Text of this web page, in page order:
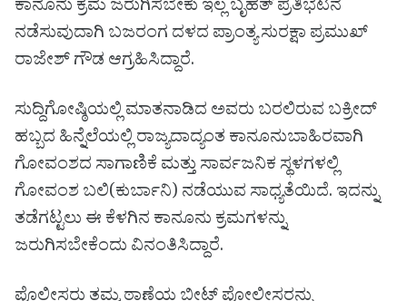
ಕಾನೂನು ಕ್ರಮ ಜರುಗಿಸಬೇಕು ಇಲ್ಲ ಬೃಹತ್ ಪ್ರತಿಭಟನೆ
ನಡೆಸುವುದಾಗಿ ಬಜರಂಗ ದಳದ ಪ್ರಾಂತ್ಯ ಸುರಕ್ಷಾ ಪ್ರಮುಖ್
ರಾಜೇಶ್ ಗೌಡ ಆಗ್ರಹಿಸಿದ್ದಾರೆ.
ಸುದ್ದಿಗೋಷ್ಠಿಯಲ್ಲಿ ಮಾತನಾಡಿದ ಅವರು ಬರಲಿರುವ ಬಕ್ರೀದ್
ಹಬ್ಬದ ಹಿನ್ನೆಲೆಯಲ್ಲಿ ರಾಜ್ಯದಾದ್ಯಂತ ಕಾನೂನುಬಾಹಿರವಾಗಿ
ಗೋವಂಶದ ಸಾಗಾಣಿಕೆ ಮತ್ತು ಸಾರ್ವಜನಿಕ ಸ್ಥಳಗಳಲ್ಲಿ
ಗೋವಂಶ ಬಲಿ(ಕುರ್ಬಾನಿ) ನಡೆಯುವ ಸಾಧ್ಯತೆಯಿದೆ. ಇದನ್ನು
ತಡೆಗಟ್ಟಲು ಈ ಕೆಳಗಿನ ಕಾನೂನು ಕ್ರಮಗಳನ್ನು
ಜರುಗಿಸಬೇಕೆಂದು ವಿನಂತಿಸಿದ್ದಾರೆ.